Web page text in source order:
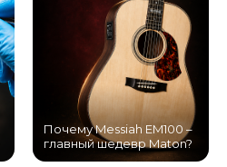
Почему Messiah EM100 –
главный шедевр Maton?